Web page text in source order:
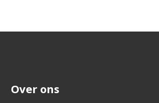
Over ons